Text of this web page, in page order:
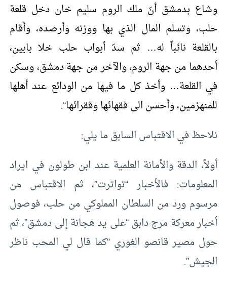
وشاع بدمشق أنّ ملك الروم سليم خان دخل قلعة
حلب، وتسلم المال الذي بها ووزنه وأرصده، وأقام
بالقلعة نائباً له… ثم سدّ أبواب حلب خلا بابين،
أحدهما من جهة الروم، والآخر من جهة دمشق، وسكن
في القلعة… وأخذ كل ما فيها من الودائع عند أهلها
للمنهزمين، وأحسن الى فقهائها وفقرائها“.
نلاحظ في الاقتباس السابق ما يلي:
أولاً، الدقة والأمانة العلمية عند ابن طولون في ايراد
المعلومات: فالأخبار “تواترت”، ثم الاقتباس من
مرسوم ورد من السلطان المملوكي من حلب، فوصول
أخبار معركة مرج دابق “على يد هجانة إلى دمشق”، ثم
حول مصير قانصو الغوري “كما قال لي المحب ناظر
الجيش”.